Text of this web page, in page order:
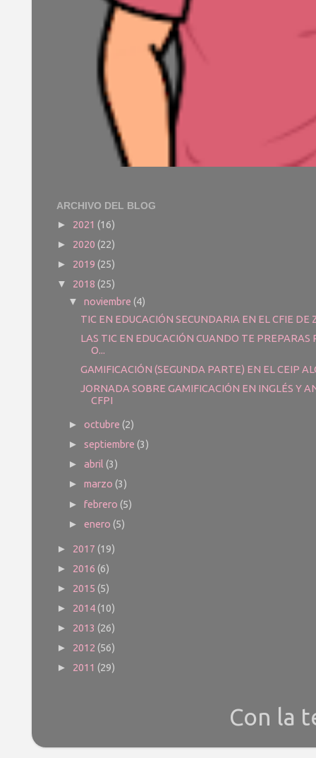
ARCHIVO DEL BLOG
► 2021 (16)
► 2020 (22)
► 2019 (25)
▼ 2018 (25)
▼noviembre(4)
TIC EN EDUCACIÓN SECUNDARIA EN EL CFIE DE
LAS TIC EN EDUCACIÓN CUANDO TE PREPARAS
O...
GAMIFICACIÓN (SEGUNDA PARTE) EN EL CEIP
JORNADA SOBRE GAMIFICACIÓN EN INGLÉS Y
CFPI
►octubre(2)
►septiembre(3)
►abril(3)
►marzo(3)
►febrero(5)
►enero(5)
► 2017 (19)
► 2016 (6)
► 2015 (5)
► 2014(10)
► 2013 (26)
► 2012 (56)
► 2011 (29)
Con la